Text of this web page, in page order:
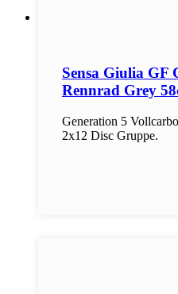
Sensa Giulia GF
Rennrad Grey
Generation 5
2x12 Disc Gruppe.